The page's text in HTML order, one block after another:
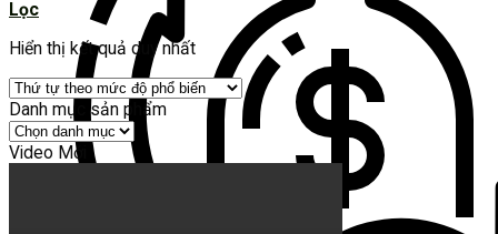
Lọc
Hiển thị kết quả duy nhất
Danh mục sản phẩm
Video Mới